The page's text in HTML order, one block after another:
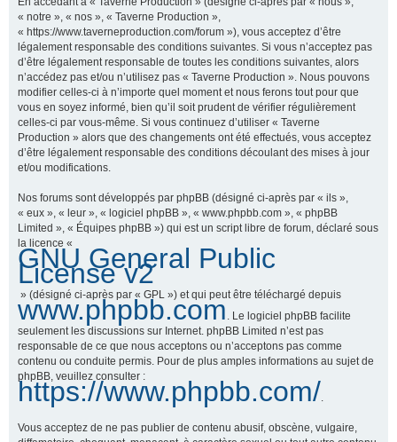
« notre », « nos », « Taverne Production »,
« https://www.taverneproduction.com/forum »), vous acceptez d’être
légalement responsable des conditions suivantes. Si vous n’acceptez pas
d’être légalement responsable de toutes les conditions suivantes, alors
n’accédez pas et/ou n’utilisez pas « Taverne Production ». Nous pouvons
modifier celles-ci à n’importe quel moment et nous ferons tout pour que
vous en soyez informé, bien qu’il soit prudent de vérifier régulièrement
celles-ci par vous-même. Si vous continuez d’utiliser « Taverne
Production » alors que des changements ont été effectués, vous acceptez
d’être légalement responsable des conditions découlant des mises à jour
et/ou modifications.
Nos forums sont développés par phpBB (désigné ci-après par « ils »,
« eux », « leur », « logiciel phpBB », « www.phpbb.com », « phpBB
Limited », « Équipes phpBB ») qui est un script libre de forum, déclaré sous
la licence «
GNU General Public
License v2
» (désigné ci-après par « GPL ») et qui peut être téléchargé depuis
www.phpbb.com
. Le logiciel phpBB facilite
seulement les discussions sur Internet. phpBB Limited n’est pas
responsable de ce que nous acceptons ou n’acceptons pas comme
contenu ou conduite permis. Pour de plus amples informations au sujet de
phpBB, veuillez consulter :
https://www.phpbb.com/
Vous acceptez de ne pas publier de contenu abusif, obscène, vulgaire,